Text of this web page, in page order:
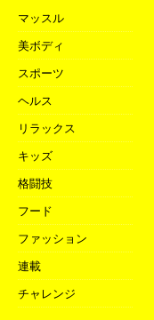
マッスル
美ボディ
スポーツ
ヘルス
リラックス
キッズ
格闘技
フード
ファッション
連載
チャレンジ